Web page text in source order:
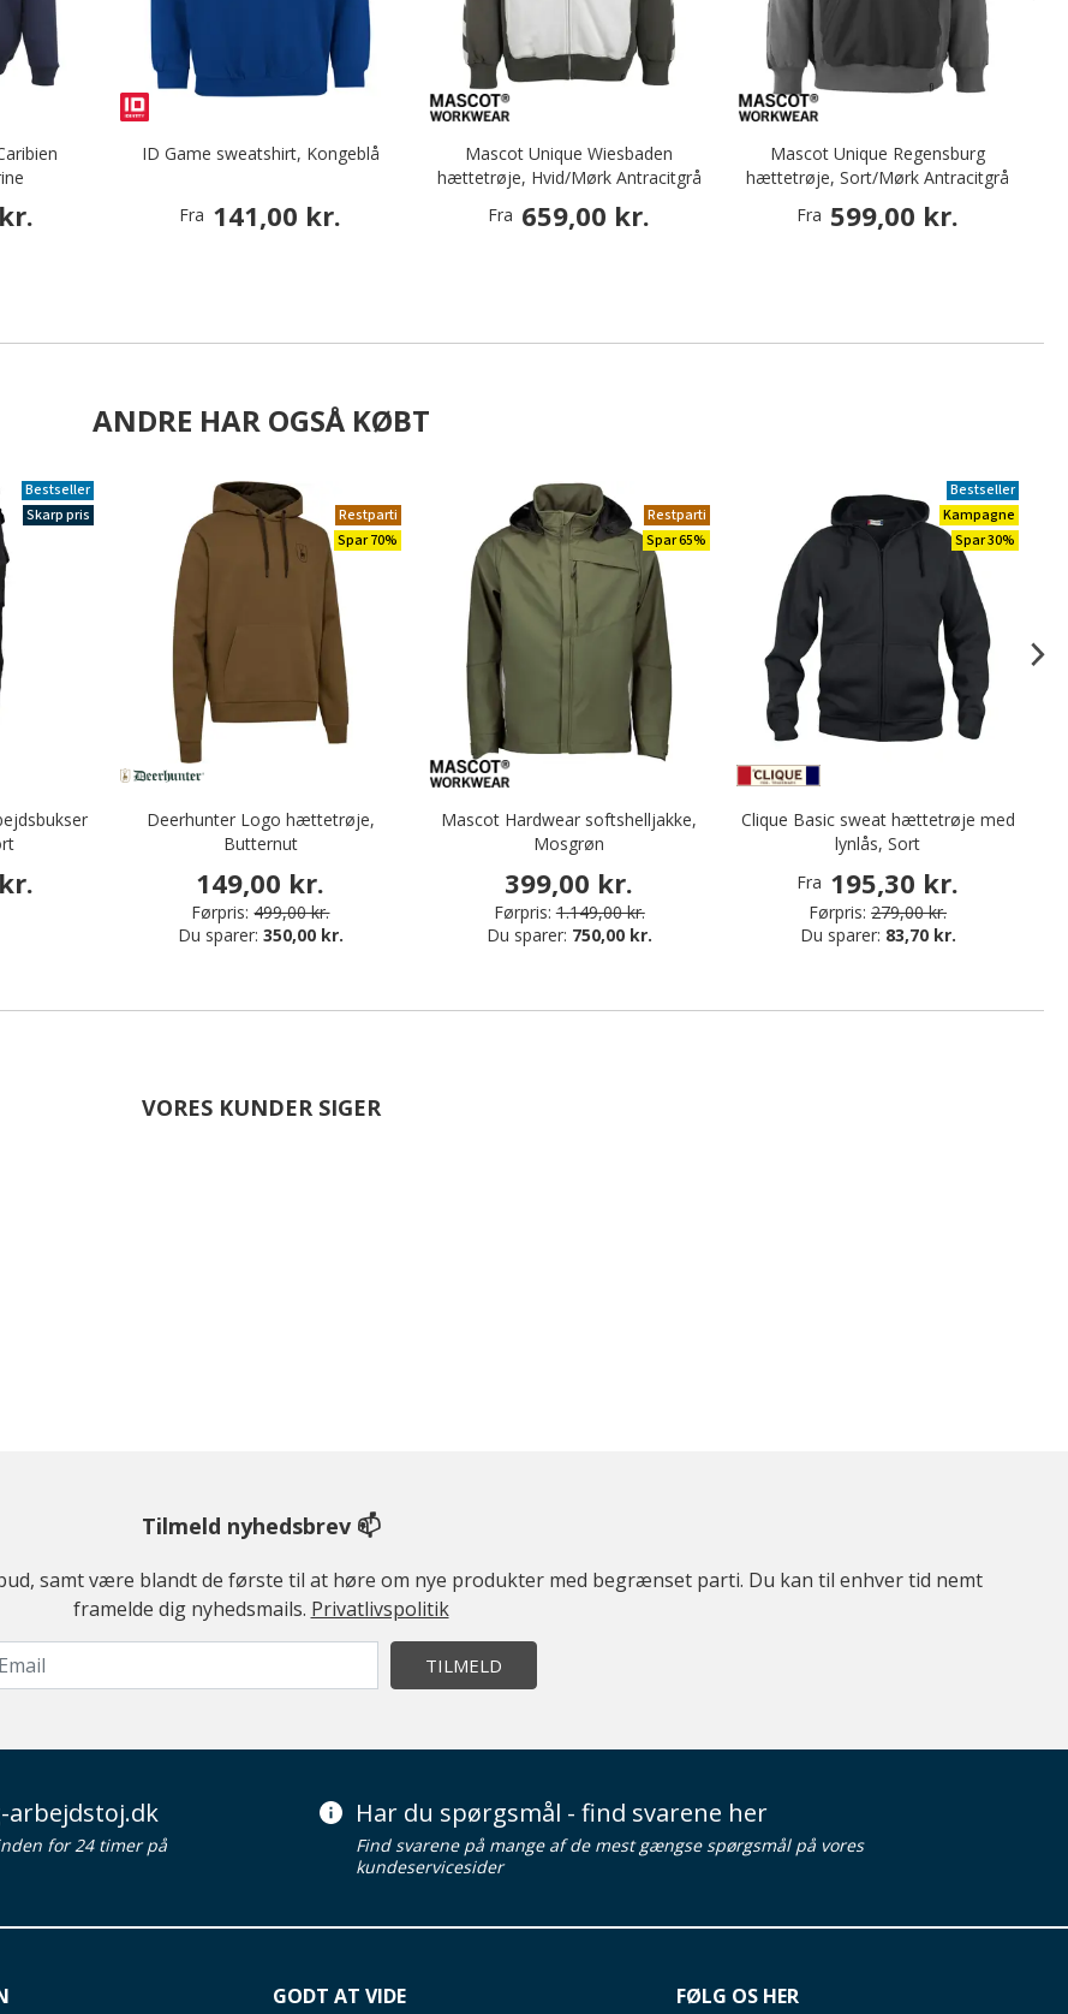
ID Game sweatshirt, Kongeblå
Fra 141,00 kr.
Mascot Unique Wiesbaden
hættetrøje, Hvid/Mørk Antracitgrå
Fra 659,00 kr.
Mascot Unique Regensburg
hættetrøje, Sort/Mørk Antracitgrå
Fra 599,00 kr.
ANDRE HAR OGSÅ KØBT
Bestseller
Skarp pris
Restparti
Spar 70%
Deerhunter Logo hættetrøje,
Butternut
149,00 kr.
Førpris: 499,00 kr.
Du sparer: 350,00 kr.
Restparti
Spar 65%
Mascot Hardwear softshelljakke,
Mosgrøn
399,00 kr.
Førpris: 1.149,00 kr.
Du sparer: 750,00 kr.
Bestseller
Kampagne
Spar 30%
Clique Basic sweat hættetrøje med
lynlås, Sort
Fra 195,30 kr.
Førpris: 279,00 kr.
Du sparer: 83,70 kr.
VORES KUNDER SIGER
Tilmeld nyhedsbrev 📫
samt være blandt de første til at høre om nye produkter med begrænset parti. Du kan til enhver tid nemt
framelde dig nyhedsmails. Privatlivspolitik
TILMELD
arbejdstoj.dk
for 24 timer på
Har du spørgsmål - find svarene her
Find svarene på mange af de mest gængse spørgsmål på vores
kundeservicesider
GODT AT VIDE FØLG OS HER